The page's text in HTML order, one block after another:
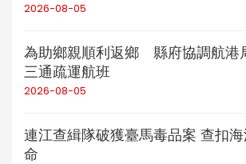
2026-08-05
為助鄉親順利返鄉 縣府協調航港
三通疏運航班
2026-08-05
連江查緝隊破獲臺馬毒品案 查扣
命